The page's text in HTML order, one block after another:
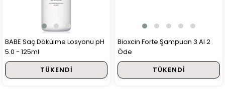
BABE Saç Dökülme Losyonu pH
5.0 - 125ml
TÜKENDI
Bioxcin Forte Şampuan 3 Al 2
Öde
TÜKENDI